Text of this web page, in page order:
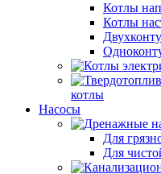
Котлы
Котлы
котлы
Насосы
Для
Для